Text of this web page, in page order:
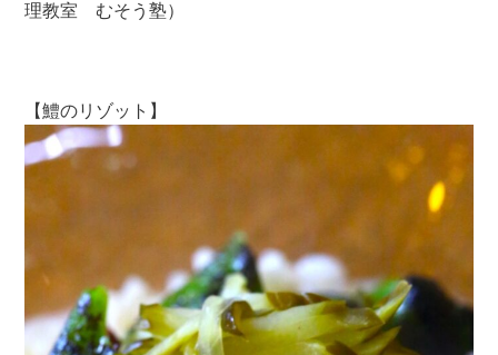
理教室 むそう塾）
【鱧のリゾット】